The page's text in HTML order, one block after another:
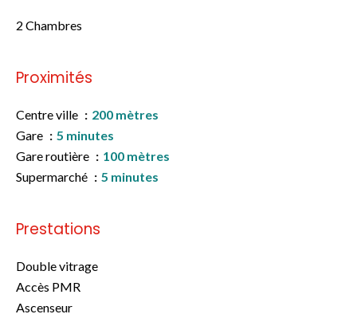
2 Chambres
Proximités
Centre ville
200 mètres
Gare
5 minutes
Gare routière
100 mètres
Supermarché
5 minutes
Prestations
Double vitrage
Accès PMR
Ascenseur